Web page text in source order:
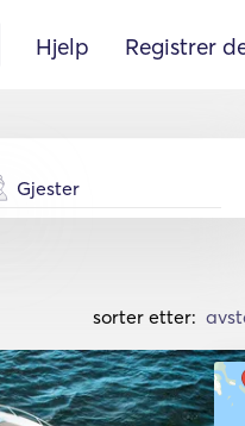
Hjelp Registrer
Gjester
sorter etter: